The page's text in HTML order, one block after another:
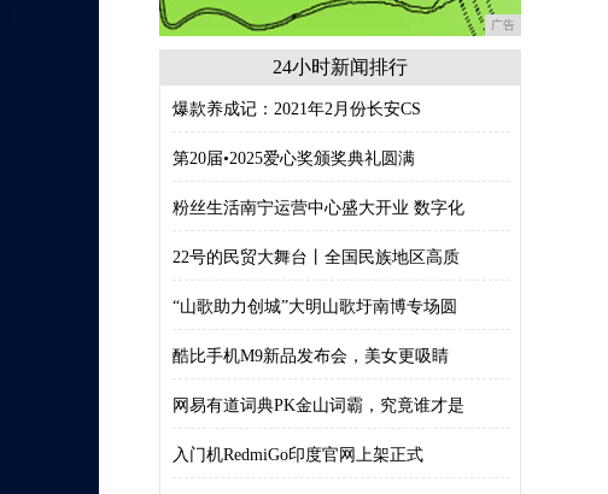
广告
24小时新闻排行
爆款养成记：2021年2月份长安CS
第20届•2025爱心奖颁奖典礼圆满
粉丝生活南宁运营中心盛大开业 数字化
22号的民贸大舞台丨全国民族地区高质
“山歌助力创城”大明山歌圩南博专场圆
酷比手机M9新品发布会，美女更吸睛
网易有道词典PK金山词霸，究竟谁才是
入门机RedmiGo印度官网上架正式